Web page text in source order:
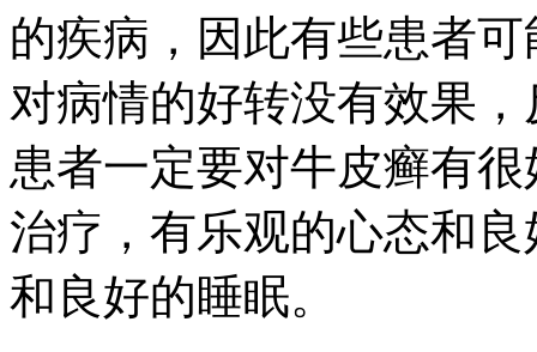
的疾病，因此有些患者
对病情的好转没有效果
患者一定要对牛皮癣有
治疗，有乐观的心态和
和良好的睡眠。